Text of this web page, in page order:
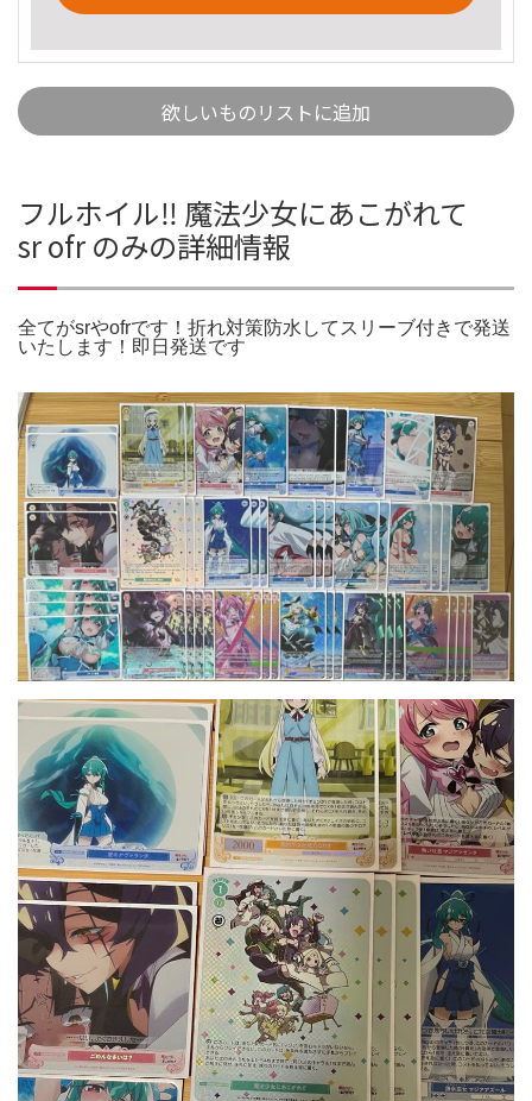
欲しいものリストに追加
フルホイル‼️ 魔法少女にあこがれて
sr ofr のみの詳細情報
全てがsrやofrです！折れ対策防水してスリーブ付きで発送
いたします！即日発送です